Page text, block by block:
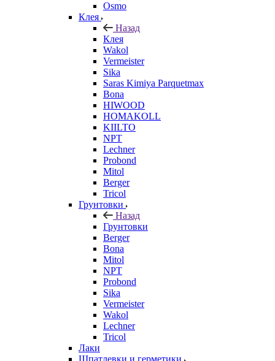
Osmo
Клея
Назад
Клея
Wakol
Vermeister
Sika
Saras Kimiya Parquetmax
Bona
HIWOOD
HOMAKOLL
KIILTO
NPT
Lechner
Probond
Mitol
Berger
Tricol
Грунтовки
Назад
Грунтовки
Berger
Bona
Mitol
NPT
Probond
Sika
Vermeister
Wakol
Lechner
Tricol
Лаки
Шпатлевки и герметики